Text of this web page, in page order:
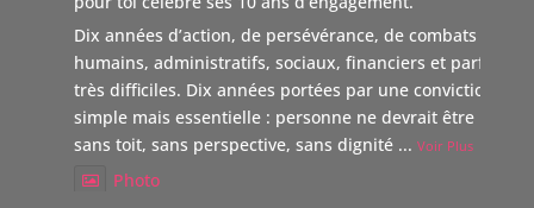
Dix années d’action, de persévérance, de combats
humains, administratifs, sociaux, financiers et parfois
très difficiles. Dix années portées par une conviction
simple mais essentielle : personne ne devrait être laissé
sans toit, sans perspective, sans dignité ... Voir Plus
Photo